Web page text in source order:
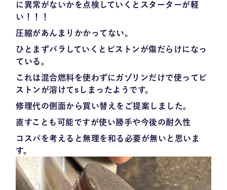
に異常がないかを点検していくとスターターが軽
い！！！
圧縮があんまりかかってない。
ひとまずバラしていくとピストンが傷だらけになっ
ている。
これは混合燃料を使わずにガゾリンだけで使ってピ
ストンが溶けてsしまったようです。
修理代の側面から買い替えをご提案しました。
直すことも可能ですが使い勝手や今後の耐久性
コスパを考えると無理を和る必要が無いと思いま
す。